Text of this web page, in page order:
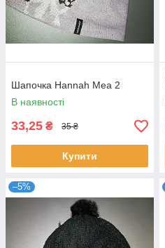
Шапочка Hannah Mea 2
В наявності
33,25 ₴ 35 ₴
Купити
–5%